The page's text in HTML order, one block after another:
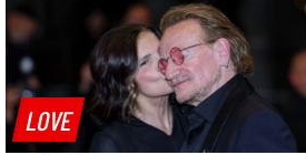
LOVE